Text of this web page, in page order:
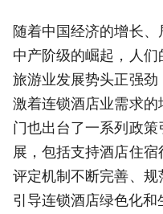
随着中国经济的增长
中产阶级的崛起，人
旅游业发展势头正强劲
激着连锁酒店业需求
门也出台了一系列政
展，包括支持酒店住
评定机制不断完善、规
引导连锁酒店绿色化和